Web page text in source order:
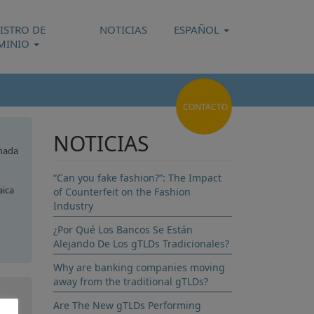
DE
NOTICIAS ESPAÑOL
CONTACTO
NOTICIAS
“Can you fake fashion?”: The Impact
of Counterfeit on the Fashion
Industry
¿Por Qué Los Bancos Se Están
Alejando De Los gTLDs Tradicionales?
Why are banking companies moving
away from the traditional gTLDs?
Are The New gTLDs Performing